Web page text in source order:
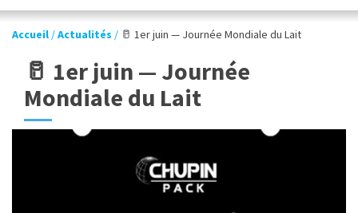
Accueil /Actualités / 🥛 1er juin — Journée Mondiale du Lait
🥛 1er juin — Journée
Mondiale du Lait